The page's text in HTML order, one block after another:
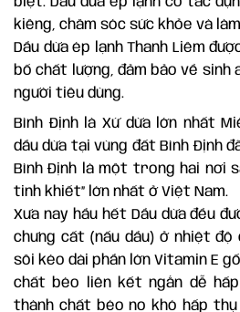
kiêng, chăm sóc sức khỏe và
Dầu dừa ép lạnh Thanh Liêm
bố chất lượng, đảm bảo về sinh
người tiêu dùng.
Bình Định là Xứ dừa lớn nhất
dầu dừa tại vùng đất Bình Định
Bình Định là một trong hai nơi
tinh khiết” lớn nhất ở Việt Nam.
Xưa nay hầu hết Dầu dừa đều
chưng cất (nấu dầu) ở nhiệt độ
sôi kéo dài phần lớn Vitamin E
chất béo liên kết ngắn dễ
thành chất béo no khó hấp thụ